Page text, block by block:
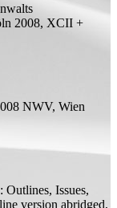
2008, XCII +
NWV, Wien
Issues,
version abridged,